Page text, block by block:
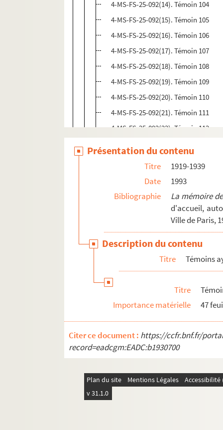
4-MS-FS-25-092(14). Témoin 104
4-MS-FS-25-092(15). Témoin 105
4-MS-FS-25-092(16). Témoin 106
4-MS-FS-25-092(17). Témoin 107
4-MS-FS-25-092(18). Témoin 108
4-MS-FS-25-092(19). Témoin 109
4-MS-FS-25-092(20). Témoin 110
4-MS-FS-25-092(21). Témoin 111
4-MS-FS-25-092(22). Témoin 112
4-MS-FS-25-092(27). Témoin 117
4-MS-FS-25-092(28). Témoin 118
4-MS-FS-25-092(30). Témoin 120
4-MS-FS-25-092(36). Témoin 126
4-MS-FS-25-092(37). Témoin 127
4-MS-FS-25-092(38). Témoin 128
Présentation du contenu
Titre
1919-1939
Date
1993
Bibliographie
La mémoire
d'accueil,
Ville de Paris,
Description du contenu
Titre Témoins
Titre
Importance matérielle
47
Citer ce document : https://ccfr.bnf.fr/
record=eadcgm:EADC:b1930700
Plan du site Mentions Légales
v 31.1.0